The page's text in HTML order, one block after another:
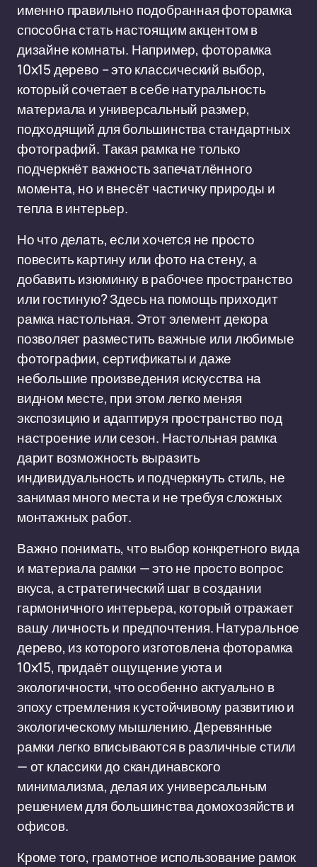
именно правильно подобранная фоторамка
способна стать настоящим акцентом в
дизайне комнаты. Например, фоторамка
10x15 дерево – это классический выбор,
который сочетает в себе натуральность
материала и универсальный размер,
подходящий для большинства стандартных
фотографий. Такая рамка не только
подчеркнёт важность запечатлённого
момента, но и внесёт частичку природы и
тепла в интерьер.
Но что делать, если хочется не просто
повесить картину или фото на стену, а
добавить изюминку в рабочее пространство
или гостиную? Здесь на помощь приходит
рамка настольная. Этот элемент декора
позволяет разместить важные или любимые
фотографии, сертификаты и даже
небольшие произведения искусства на
видном месте, при этом легко меняя
экспозицию и адаптируя пространство под
настроение или сезон. Настольная рамка
дарит возможность выразить
индивидуальность и подчеркнуть стиль, не
занимая много места и не требуя сложных
монтажных работ.
Важно понимать, что выбор конкретного вида
и материала рамки — это не просто вопрос
вкуса, а стратегический шаг в создании
гармоничного интерьера, который отражает
вашу личность и предпочтения. Натуральное
дерево, из которого изготовлена фоторамка
10x15, придаёт ощущение уюта и
экологичности, что особенно актуально в
эпоху стремления к устойчивому развитию и
экологическому мышлению. Деревянные
рамки легко вписываются в различные стили
— от классики до скандинавского
минимализма, делая их универсальным
решением для большинства домохозяйств и
офисов.
Кроме того, грамотное использование рамок